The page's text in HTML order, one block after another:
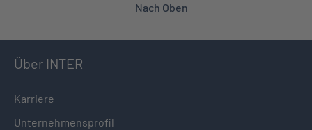
Nach Oben
Über INTER
Karriere
Unternehmensprofil